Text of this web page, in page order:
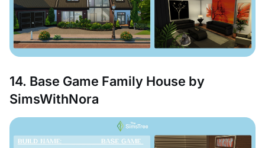
14. Base Game Family House by
SimsWithNora